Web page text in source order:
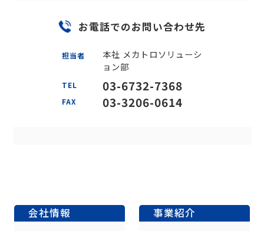
お電話でのお問い合わせ先
担当者
本社 メカトロソリューシ
ョン部
TEL 03-6732-7368
FAX 03-3206-0614
会社情報 事業紹介